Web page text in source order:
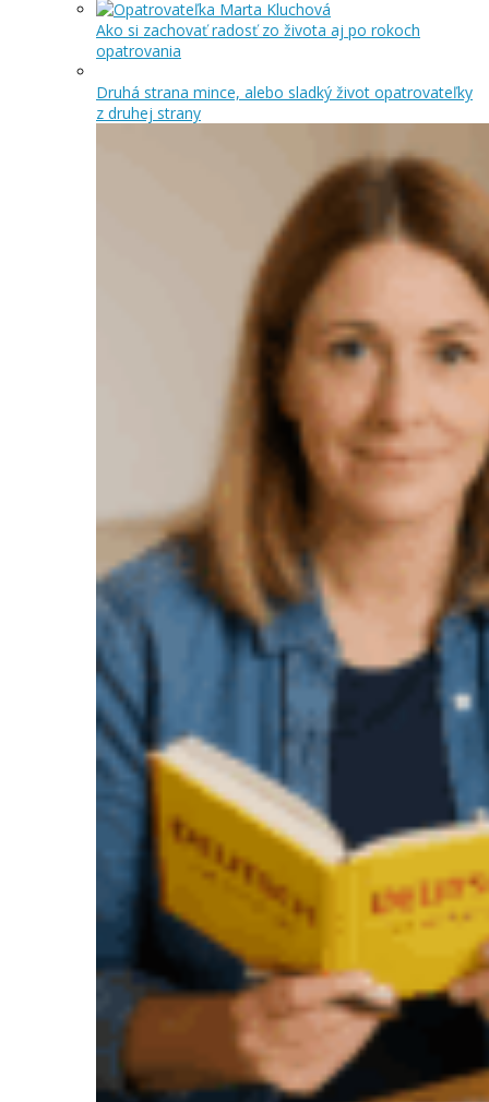
Ako si zachovať radosť zo života aj po rokoch
opatrovania
Druhá strana mince, alebo sladký život opatrovateľky
z druhej strany